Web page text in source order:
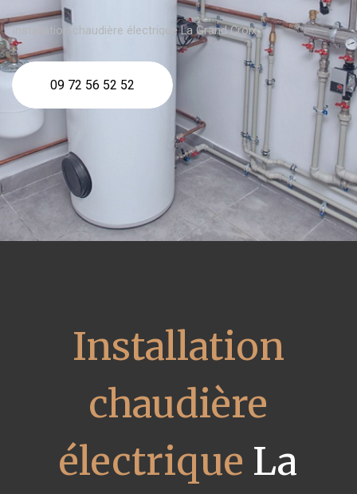
Installation chaudière électrique La Grand Croix
09 72 56 52 52
Installation
chaudière
électrique La